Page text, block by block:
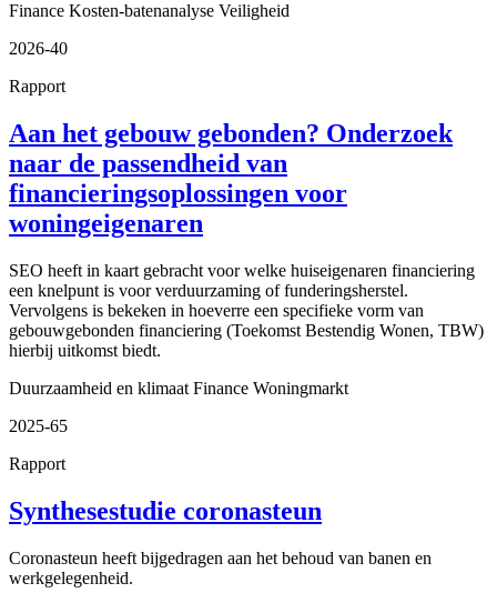
Finance Kosten-batenanalyse Veiligheid
2026-40
Rapport
Aan het gebouw gebonden? Onderzoek
naar de passendheid van
financieringsoplossingen voor
woningeigenaren
SEO heeft in kaart gebracht voor welke huiseigenaren financiering
een knelpunt is voor verduurzaming of funderingsherstel.
Vervolgens is bekeken in hoeverre een specifieke vorm van
gebouwgebonden financiering (Toekomst Bestendig Wonen, TBW)
hierbij uitkomst biedt.
Duurzaamheid en klimaat Finance Woningmarkt
2025-65
Rapport
Synthesestudie coronasteun
Coronasteun heeft bijgedragen aan het behoud van banen en
werkgelegenheid.